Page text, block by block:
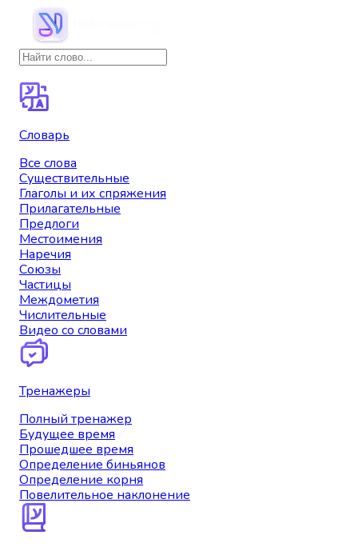
Словарь
Все слова
Существительные
Глаголы и их спряжения
Прилагательные
Предлоги
Местоимения
Наречия
Союзы
Частицы
Междометия
Числительные
Видео со словами
Тренажеры
Полный тренажер
Будущее время
Прошедшее время
Определение биньянов
Определение корня
Повелительное наклонение